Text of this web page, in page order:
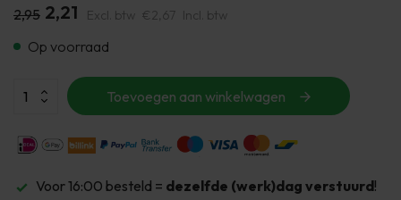
2,95 2,21 Excl. btw €2,67 Incl. btw
Op voorraad
Toevoegen aan winkelwagen
Voor 16:00 besteld = dezelfde (werk)dag verstuurd!